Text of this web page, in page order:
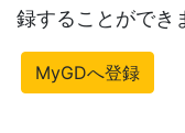
録することができ
MyGDへ登録